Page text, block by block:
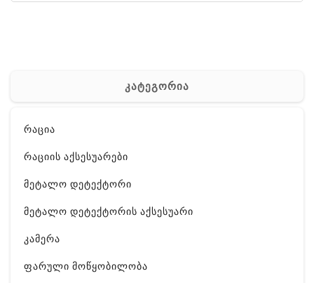
კატეგორია
რაცია
რაციის აქსესუარები
მეტალო დეტექტორი
მეტალო დეტექტორის აქსესუარი
კამერა
ფარული მოწყობილობა